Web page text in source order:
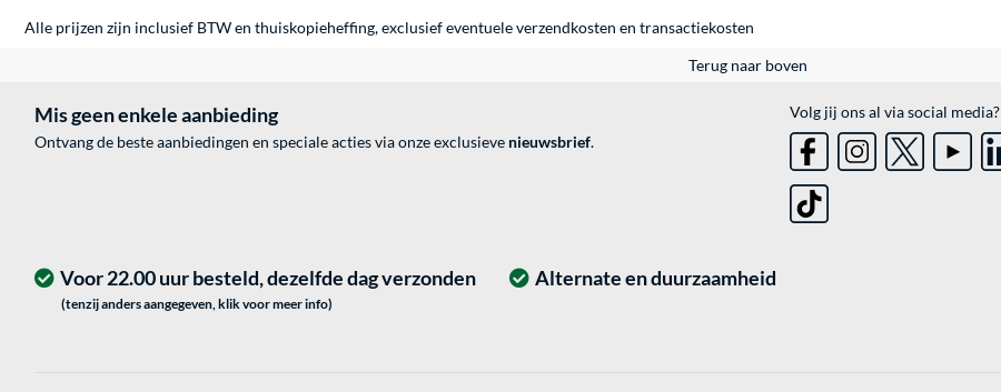
Alle prijzen zijn inclusief BTW en thuiskopieheffing, exclusief eventueleverzendkosten en transactiekosten
Terug naar boven
Mis geen enkele aanbieding
Ontvang de beste aanbiedingen en speciale acties via onze exclusieve nieuwsbrief.
Volg jij ons al via social media?
Alternate en duurzaamheid
Voor 22.00 uur besteld, dezelfde dag verzonden
(tenzij anders aangegeven, klik voor meer info)